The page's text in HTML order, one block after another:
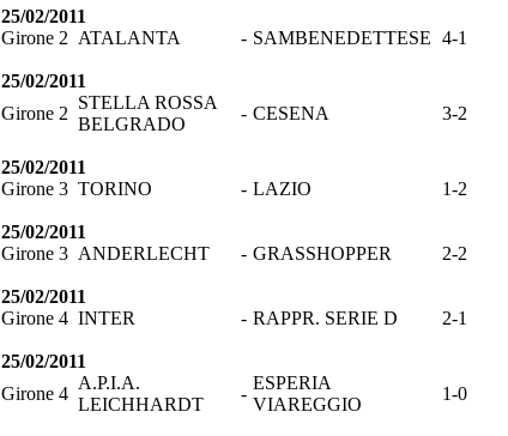
25/02/2011
Girone 2 ATALANTA - SAMBENEDETTESE 4-1
25/02/2011
Girone 2
STELLA ROSSA
BELGRADO
- CESENA 3-2
25/02/2011
Girone 3 TORINO - LAZIO 1-2
25/02/2011
Girone 3 ANDERLECHT - GRASSHOPPER 2-2
25/02/2011
Girone 4 INTER - RAPPR. SERIE D 2-1
25/02/2011
Girone 4
A.P.I.A.
LEICHHARDT
-
ESPERIA
VIAREGGIO
1-0